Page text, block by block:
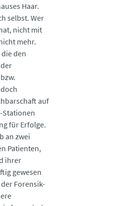
Haar.
selbst. Wer
nicht mit
mehr.
den
auf
Stationen
für Erfolge.
an zwei
Patienten,
ihrer
gewesen
Forensik-